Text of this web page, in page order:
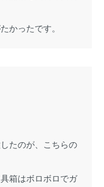
かったです。
たのが、こちらの
箱はボロボロでガ